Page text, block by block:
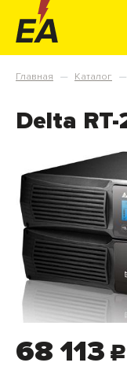
Главная — Каталог —
Delta RT-
68 113 c